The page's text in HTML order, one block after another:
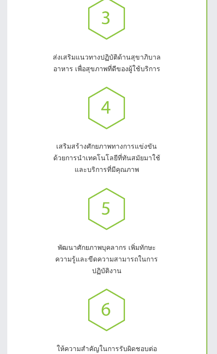
ส่งเสริมแนวทางปฏิบัติด้านสุขาภิบาล
อาหาร เพื่อสุขภาพที่ดีของผู้ใช้บริการ
เสริมสร้างศักยภาพทางการแข่งขัน
ด้วยการนำเทคโนโลยีที่ทันสมัยมาใช้
และบริการที่มีคุณภาพ
พัฒนาศักยภาพบุคลากร เพิ่มทักษะ
ความรู้และขีดความสามารถในการ
ปฏิบัติงาน
ให้ความสำคัญในการรับผิดชอบต่อ